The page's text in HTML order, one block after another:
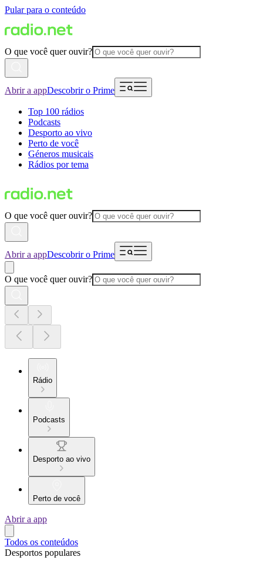
Pular para o conteúdo
O que você quer ouvir?
Abrir a appDescobrir o Prime
Top 100 rádios
Podcasts
Desporto ao vivo
Perto de você
Géneros musicais
Rádios por tema
O que você quer ouvir?
Abrir a appDescobrir o Prime
O que você quer ouvir?
Rádio
Podcasts
Desporto ao vivo
Perto de você
Abrir a app
Todos os conteúdos
Desportos populares